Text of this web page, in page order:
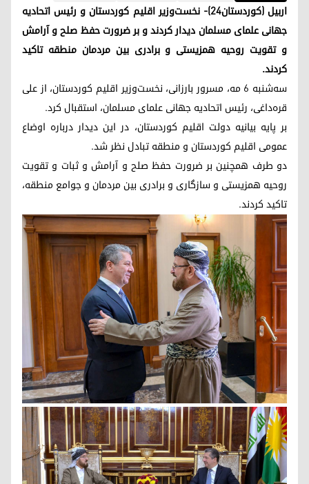
اربیل (کوردستان٢٤)- نخست‌وزیر اقلیم کوردستان و رئیس اتحادیه
جهانی علمای مسلمان دیدار کردند و بر ضرورت حفظ صلح و آرامش
و تقویت روحیه همزیستی و برادری بین مردمان منطقه تاکید
کردند.
سه‌شنبه ۶ مه، مسرور بارزانی، نخست‌وزیر اقلیم کوردستان، از علی
قره‌داغی، رئیس اتحادیه جهانی علمای مسلمان، استقبال کرد.
بر پایه بیانیه دولت اقلیم کوردستان، در این دیدار درباره اوضاع
عمومی اقلیم کوردستان و منطقه تبادل نظر شد.
دو طرف همچنین بر ضرورت حفظ صلح و آرامش و ثبات و تقویت
روحیه همزیستی و سازگاری و برادری بین مردمان و جوامع منطقه،
تاکید کردند.